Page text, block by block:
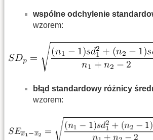
wspólne odchylenie
wzorem:
błąd standardowy różnicy
wzorem: